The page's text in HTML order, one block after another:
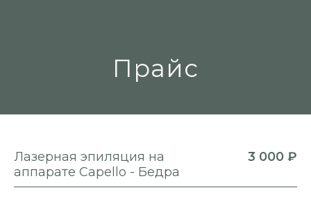
Прайс
Лазерная эпиляция на
аппарате Capello - Бедра
3 000 ₽